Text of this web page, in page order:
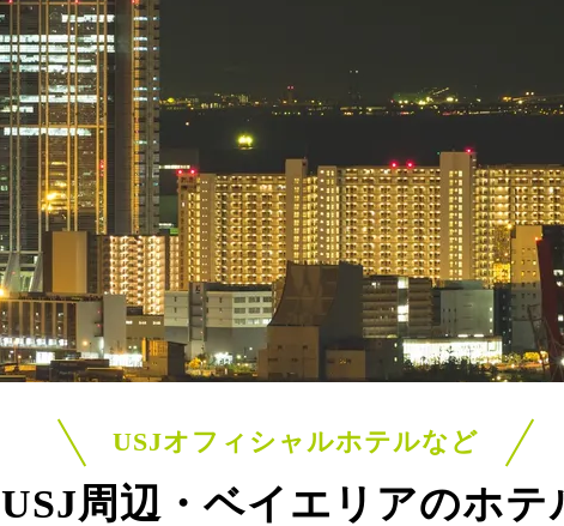
USJオフィシャルホテルなど
USJ周辺・ベイエリアのホテ